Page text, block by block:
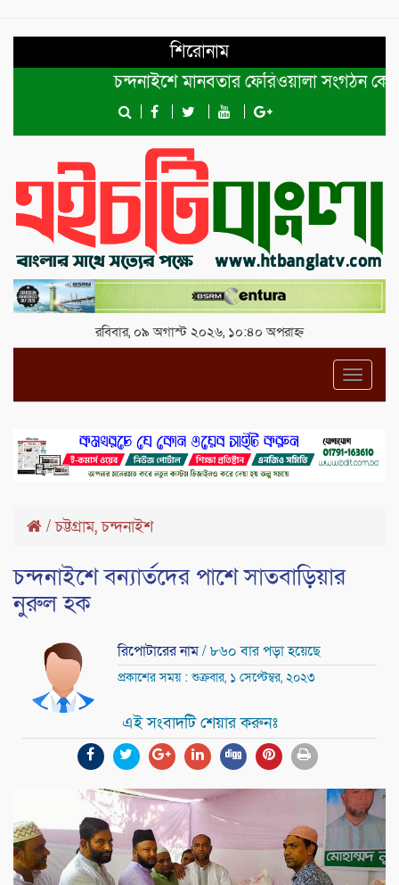
শিরোনাম
চন্দনাইশে মানবতার ফেরিওয়ালা সংগঠন কেন্দ্রীয়
রবিবার, ০৯ অগাস্ট ২০২৬, ১০:৪০ অপরাহ্ন
/চট্টগ্রাম,চন্দনাইশ
চন্দনাইশে বন্যার্তদের পাশে সাতবাড়িয়ার
নুরুল হক
রিপোটারের নাম/ ৮৬০ বার পড়া হয়েছে
প্রকাশের সময় : শুক্রবার, ১ সেপ্টেম্বর, ২০২৩
এই সংবাদটি শেয়ার করুনঃ